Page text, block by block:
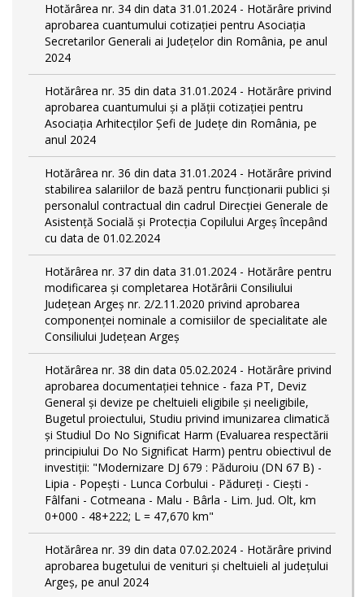
Hotărârea nr. 34 din data 31.01.2024 - Hotărâre privind
aprobarea cuantumului cotizației pentru Asociația
Secretarilor Generali ai Județelor din România, pe anul
2024
Hotărârea nr. 35 din data 31.01.2024 - Hotărâre privind
aprobarea cuantumului și a plății cotizației pentru
Asociația Arhitecților Șefi de Județe din România, pe
anul 2024
Hotărârea nr. 36 din data 31.01.2024 - Hotărâre privind
stabilirea salariilor de bază pentru funcționarii publici și
personalul contractual din cadrul Direcției Generale de
Asistență Socială și Protecția Copilului Argeş începând
cu data de 01.02.2024
Hotărârea nr. 37 din data 31.01.2024 - Hotărâre pentru
modificarea și completarea Hotărârii Consiliului
Județean Argeș nr. 2/2.11.2020 privind aprobarea
componenței nominale a comisiilor de specialitate ale
Consiliului Județean Argeș
Hotărârea nr. 38 din data 05.02.2024 - Hotărâre privind
aprobarea documentației tehnice - faza PT, Deviz
General și devize pe cheltuieli eligibile și neeligibile,
Bugetul proiectului, Studiu privind imunizarea climatică
și Studiul Do No Significat Harm (Evaluarea respectării
principiului Do No Significat Harm) pentru obiectivul de
investiții: "Modernizare DJ 679 : Păduroiu (DN 67 B) -
Lipia - Popești - Lunca Corbului - Pădureţi - Ciești -
Fâlfani - Cotmeana - Malu - Bârla - Lim. Jud. Olt, km
0+000 - 48+222; L = 47,670 km"
Hotărârea nr. 39 din data 07.02.2024 - Hotărâre privind
aprobarea bugetului de venituri și cheltuieli al județului
Argeș, pe anul 2024